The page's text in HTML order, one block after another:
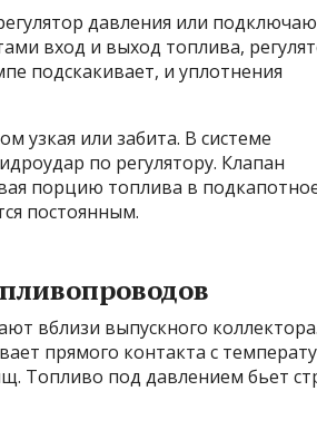
давления или
вход и выход топлива,
подскакивает, и уплотнения
узкая или забита. В системе
по регулятору. Клапан
порцию топлива в
постоянным.
вблизи выпускного
прямого контакта с
Топливо под давлением бьет